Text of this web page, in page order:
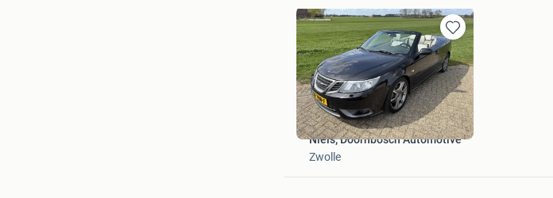
Bewaren
in
Mijn
Favorieten
Niels; Doornbosch Automotive
Zwolle